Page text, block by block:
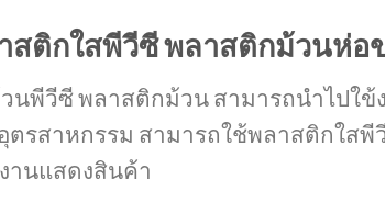
สติกใสพีวีซี พลาสติกม้วนห่อ
นพีวีซี พลาสติกม้วน สามารถนำไปใข้
รสาหกรรม สามารถใช้พลาสติกใสพี
านแสดงสินค้า